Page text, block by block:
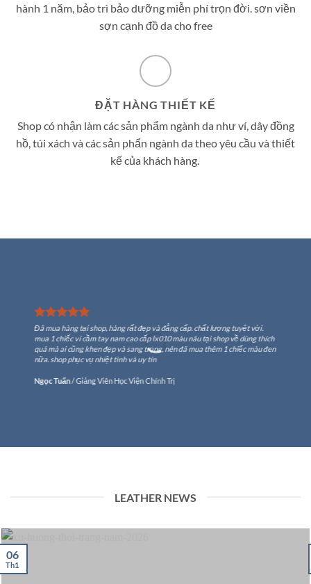
hành 1 năm, bảo trì bảo dưỡng miễn phí trọn đời. sơn viền
sợn cạnh đồ da cho free
ĐẶT HÀNG THIẾT KẾ
Shop có nhận làm các sản phẩm ngành da như ví, dây đồng
hồ, túi xách và các sản phẩn ngành da theo yêu cầu và thiết
kế của khách hàng.
Đã mua hàng tại shop, hàng rất đẹp và đẳng cấp. chất lượng tuyệt vời.
mua 1 chiếc ví cầm tay nam cao cấp lx010 màu nâu tại shop về dùng thích
quá mà ai cũng khen đẹp và sang trọng, nên đã mua thêm 1 chiếc màu đen
nữa. shop phục vụ nhiệt tình và uy tín
Ngọc Tuấn/Giảng Viên Học Viện Chính Trị
LEATHER NEWS
06
Th1